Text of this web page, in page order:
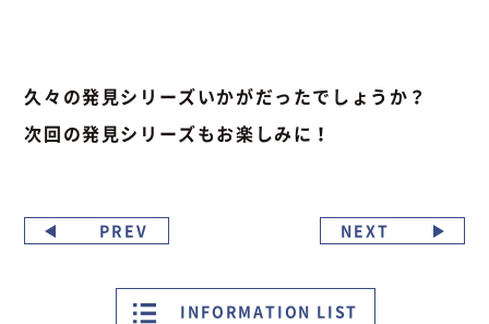
久々の発見シリーズいかがだったでしょうか？
次回の発見シリーズもお楽しみに！
PREV
INFORMATION LIST
NEXT